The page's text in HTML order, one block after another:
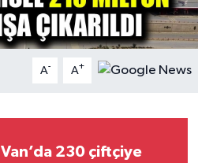
A- A+
Van’da 230 çiftçiye